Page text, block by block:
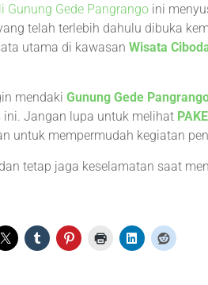
Gunung Gede Pangrango ini
telah terlebih dahulu dibuka
utama di kawasan Wisata
mendaki Gunung Gede
ini. Jangan lupa untuk melihat
untuk mempermudah kegiatan
tetap jaga keselamatan saat